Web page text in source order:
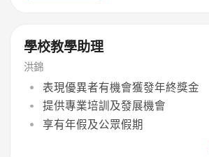
學校教學助理
洪錦
表現優異者有機會獲發年終獎金
提供專業培訓及發展機會
享有年假及公眾假期